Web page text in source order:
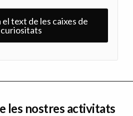
text de les caixes de
curiositats
les nostres activitats